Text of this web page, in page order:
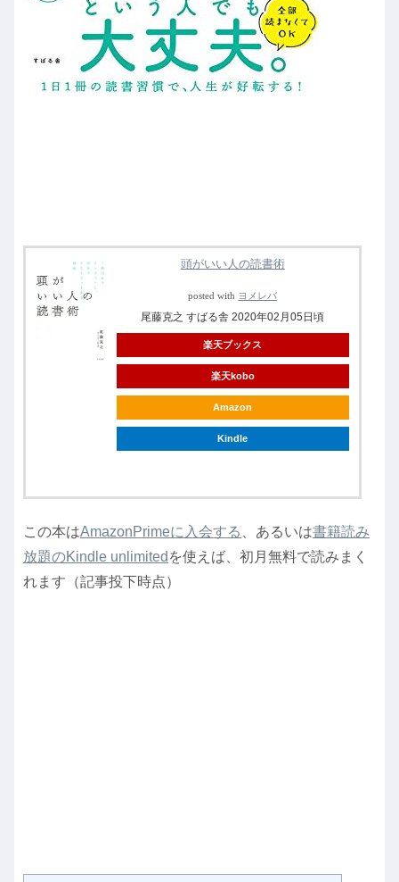
頭がいい人の読書術
posted with ヨメレバ
尾藤克之 すばる舎 2020年02月05日頃
楽天ブックス
楽天kobo
Amazon
Kindle
この本はAmazonPrimeに入会する 、あるいは書籍読み
放題のKindle unlimited を使えば、初月無料で読みまく
れます（記事投下時点）